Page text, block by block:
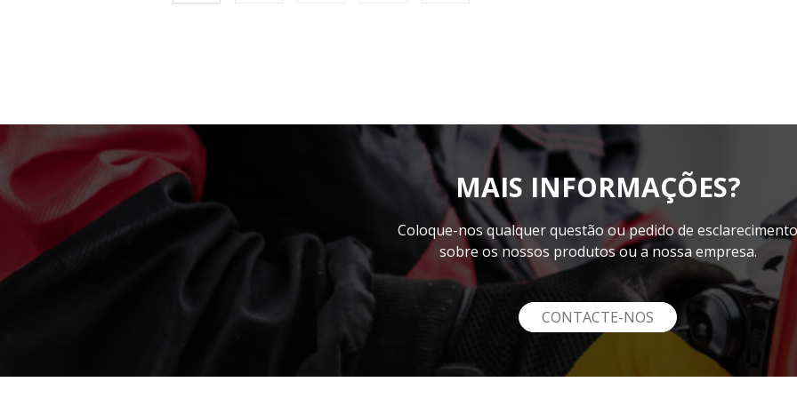
MAIS INFORMAÇÕES?
Coloque-nos qualquer questão ou pedido de esclarecimento
sobre os nossos produtos ou a nossa empresa.
CONTACTE-NOS